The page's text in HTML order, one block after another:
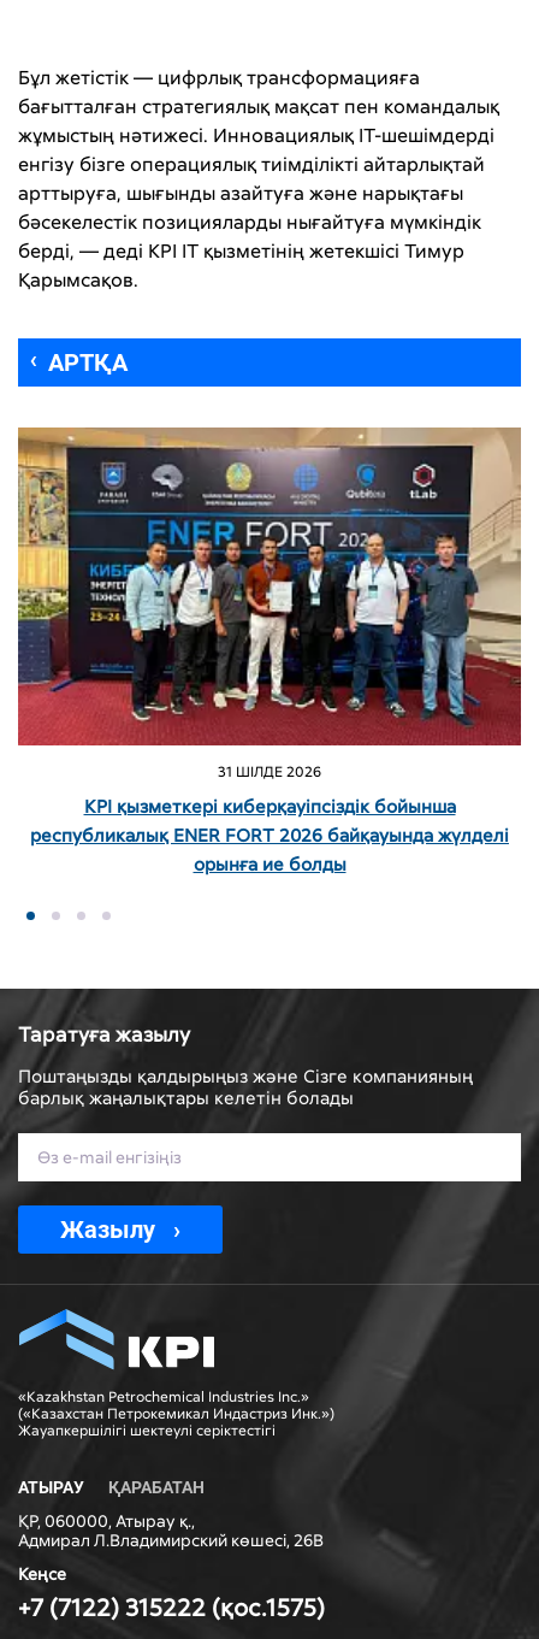
Бұл жетістік — цифрлық трансформацияға
бағытталған стратегиялық мақсат пен командалық
жұмыстың нәтижесі. Инновациялық IT-шешімдерді
енгізу бізге операциялық тиімділікті айтарлықтай
арттыруға, шығынды азайтуға және нарықтағы
бәсекелестік позицияларды нығайтуға мүмкіндік
берді, — деді KPI IT қызметінің жетекшісі Тимур
Қарымсақов.
АРТҚА
31 ШІЛДЕ 2026
KPI қызметкері киберқауіпсіздік бойынша
республикалық ENER FORT 2026 байқауында жүлделі
орынға ие болды
Таратуға жазылу
Поштаңызды қалдырыңыз және Сізге компанияның
барлық жаңалықтары келетін болады
Жазылу
«Kazakhstan Petrochemical Industries Inc.»
(«Казахстан Петрокемикал Индастриз Инк.»)
Жауапкершiлiгi шектеулi серiктестiгi
АТЫРАУ ҚАРАБАТАН
ҚР, 060000, Атырау қ.,
Адмирал Л.Владимирский көшесі, 26В
Кеңсе
+7 (7122) 315222 (қос.1575)